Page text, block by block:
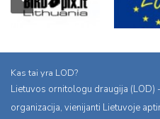
Kas tai yra LOD?
Lietuvos ornitologu draugija (LOD)
organizacija, vienijanti Lietuvoje